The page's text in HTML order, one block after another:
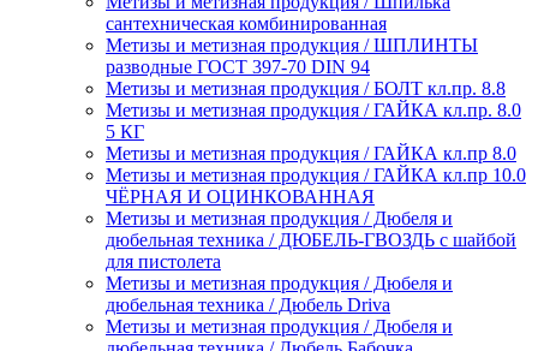
сантехническая комбинированная
Метизы и метизная продукция / ШПЛИНТЫ
разводные ГОСТ 397-70 DIN 94
Метизы и метизная продукция / БОЛТ кл.пр. 8.8
Метизы и метизная продукция / ГАЙКА кл.пр. 8.0
5 КГ
Метизы и метизная продукция / ГАЙКА кл.пр 8.0
Метизы и метизная продукция / ГАЙКА кл.пр 10.0
ЧЁРНАЯ И ОЦИНКОВАННАЯ
Метизы и метизная продукция / Дюбеля и
дюбельная техника / ДЮБЕЛЬ-ГВОЗДЬ с шайбой
для пистолета
Метизы и метизная продукция / Дюбеля и
дюбельная техника / Дюбель Driva
Метизы и метизная продукция / Дюбеля и